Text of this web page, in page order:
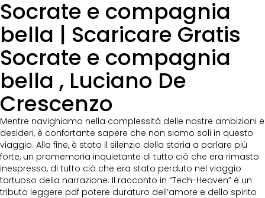
Socrate e compagnia
bella | Scaricare Gratis
Socrate e compagnia
bella , Luciano De
Crescenzo
Mentre navighiamo nella complessità delle nostre ambizioni e
desideri, è confortante sapere che non siamo soli in questo
viaggio. Alla fine, è stato il silenzio della storia a parlare più
forte, un promemoria inquietante di tutto ciò che era rimasto
inespresso, di tutto ciò che era stato perduto nel viaggio
tortuoso della narrazione. Il racconto in “Tech-Heaven” è un
tributo leggere pdf potere duraturo dell’amore e dello spirito